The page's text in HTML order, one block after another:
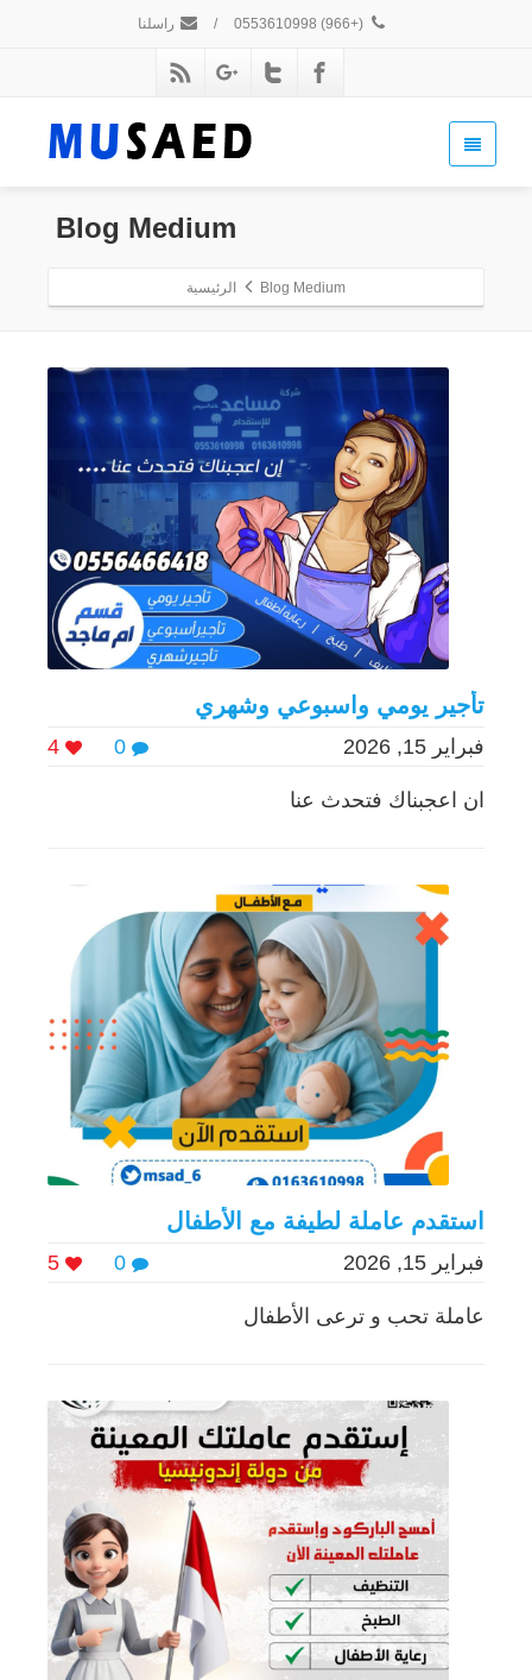
(+966) 0553610998
/ راسلنا
Blog Medium
Blog Medium الرئيسية
تأجير يومي واسبوعي وشهري
فبراير 15, 2026
ان اعجبناك فتحدث عنا
استقدم عاملة لطيفة مع الأطفال
فبراير 15, 2026
عاملة تحب و ترعى الأطفال